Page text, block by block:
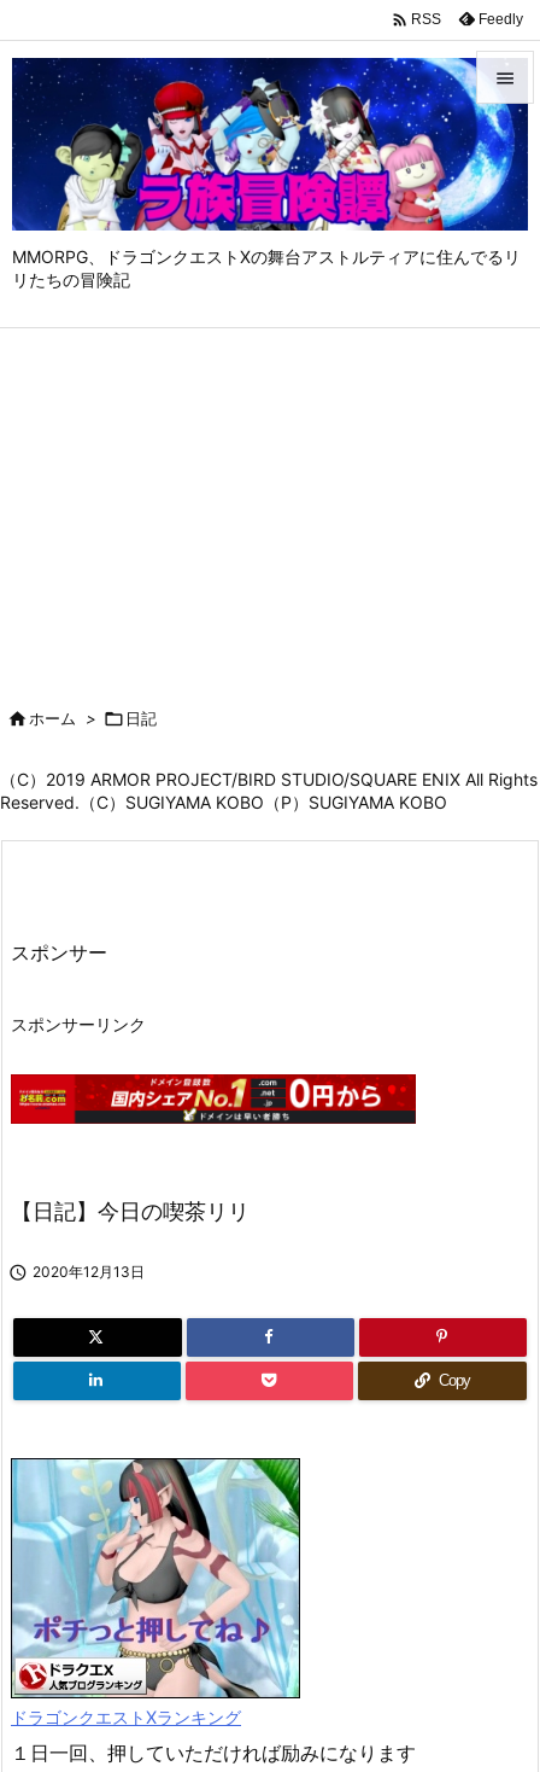
MMORPG、ドラゴンクエストⅩの舞台アストルティアに住んでるリ
リたちの冒険記


メニュ

サイド

 RSS Feedly
ホーム >  日記
（C）2019 ARMOR PROJECT/BIRD STUDIO/SQUARE ENIX All Rights
Reserved.（C）SUGIYAMA KOBO（P）SUGIYAMA KOBO
スポンサー
スポンサーリンク
【日記】今日の喫茶リリ
 2020年12月13日
Copy
ドラゴンクエストXランキング
１日一回、押していただければ励みになります